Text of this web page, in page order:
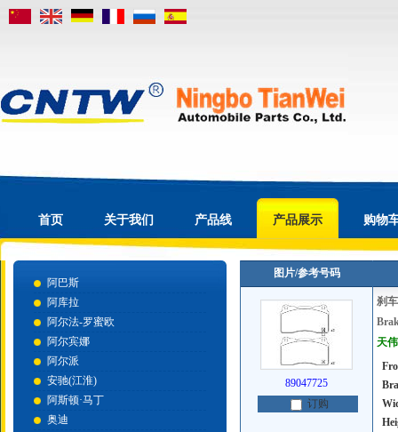
首页 关于我们 产品线 产品展示 购物
图片/参考号码
订购
89047725
刹
天
阿巴斯
阿库拉
阿尔法-罗蜜欧
阿尔宾娜
阿尔派
安驰(江淮)
阿斯顿·马丁
奥迪